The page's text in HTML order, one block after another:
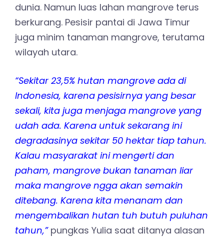
dunia. Namun luas lahan mangrove terus
berkurang. Pesisir pantai di Jawa Timur
juga minim tanaman mangrove, terutama
wilayah utara.
“Sekitar 23,5% hutan mangrove ada di
Indonesia, karena pesisirnya yang besar
sekali, kita juga menjaga mangrove yang
udah ada. Karena untuk sekarang ini
degradasinya sekitar 50 hektar tiap tahun.
Kalau masyarakat ini mengerti dan
paham, mangrove bukan tanaman liar
maka mangrove ngga akan semakin
ditebang. Karena kita menanam dan
mengembalikan hutan tuh butuh puluhan
tahun,” pungkas Yulia saat ditanya alasan